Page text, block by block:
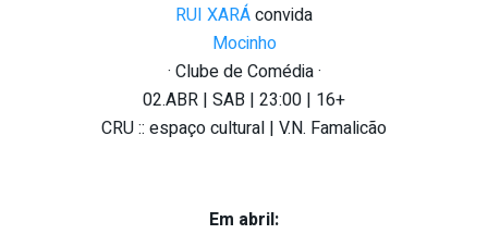
RUI XARÁconvida
Mocinho
· Clube de Comédia ·
02.ABR | SAB | 23:00 | 16+
CRU :: espaço cultural | V.N. Famalicão
Em abril: